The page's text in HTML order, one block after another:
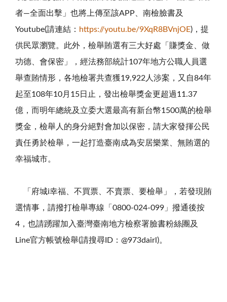
者—全面出擊」也將上傳至該APP 、南檢臉書及
Youtube(請連結： https://youtu.be/9XqR8BVnjOE)，提
供民眾瀏覽。此外，檢舉賄選有三大好處「賺獎金、做
功德、會保密」，經法務部統計107年地方公職人員選
舉查賄情形，各地檢署共查獲19,922 人涉案，又自84年
起至108年10月 15日止，發出檢舉獎金更超過11.37
億，而明年總統及立委大選最高有新台幣1500萬的檢舉
獎金，檢舉人的身分絕對會加以保密，請大家發揮公民
責任勇於檢舉，一起打造臺南成為安居樂業、無賄選的
幸福城市。
「府城i幸福、不買票、不賣票、要檢舉」，若發現賄
選情事，請撥打檢舉專線「 0800-024-099 」撥通後按
4 ，也請踴躍加入臺灣臺南地方檢察署臉書粉絲團及
Line官方帳號檢舉(請搜尋 ID ： @973dairl)。